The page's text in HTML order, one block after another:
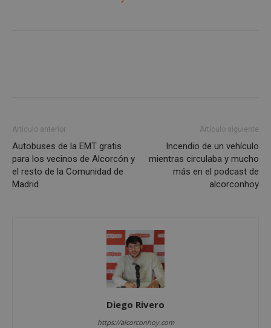
Artículo anterior
Autobuses de la EMT gratis
para los vecinos de Alcorcón y
el resto de la Comunidad de
Madrid
Artículo siguiente
Incendio de un vehículo
mientras circulaba y mucho
más en el podcast de
alcorconhoy
Diego Rivero
https://alcorconhoy.com
Cookies de funcionalidad
Cookies no clasificadas
Las cookies estrictamente necesarias permiten la
inicio de sesión de usuario y la gestión de cuentas.
El sitio web no se puede utilizar correctamente sin
las cookies estrictamente necesarias.